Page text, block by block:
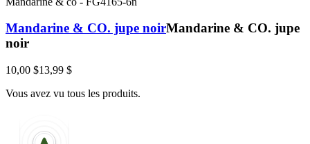
Mandarine & CO. jupe noirMandarine & CO. jupe
noir
10,00 $13,99 $
Vous avez vu tous les produits.